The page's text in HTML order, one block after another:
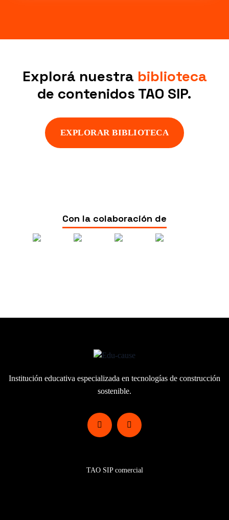
Explorá nuestra biblioteca
de contenidos TAO SIP.
EXPLORAR BIBLIOTECA
Con la colaboración de
Institución educativa especializada en tecnologías de construcción
sostenible.
TAO SIP comercial